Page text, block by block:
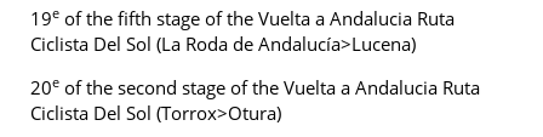
19e of the fifth stage of the Vuelta a Andalucia Ruta
Ciclista Del Sol (La Roda de Andalucía>Lucena)
20e of the second stage of the Vuelta a Andalucia Ruta
Ciclista Del Sol (Torrox>Otura)